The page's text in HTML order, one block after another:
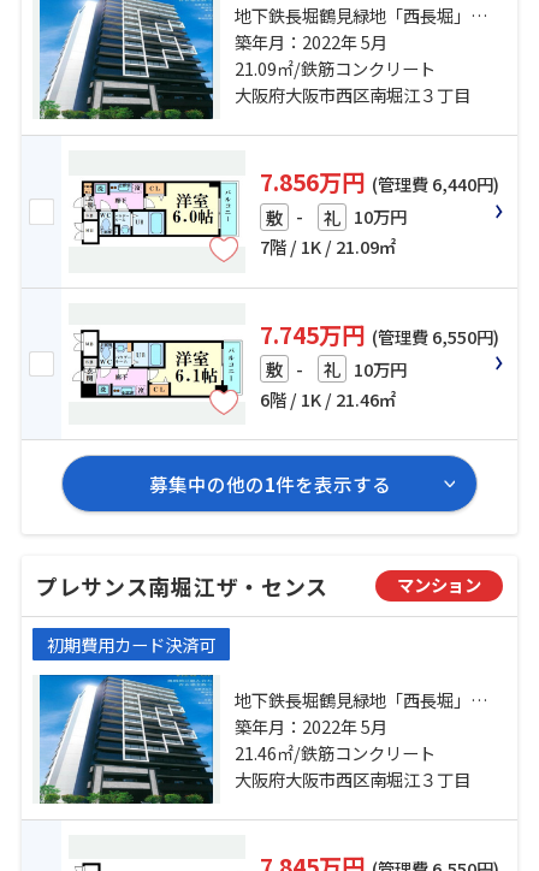
地下鉄長堀鶴見緑地「西長堀」
駅 徒歩5分 地下鉄千日前線「桜川」
駅 徒歩5分 阪神電鉄阪神なんば「桜
川」駅 徒歩5分
築年月：2022年 5月
21.09㎡/鉄筋コンクリート
大阪府大阪市西区南堀江３丁目
7.856万円 (管理費 6,440円)
敷 - 礼 10万円
7階 / 1K / 21.09㎡
7.745万円 (管理費 6,550円)
敷 - 礼 10万円
6階 / 1K / 21.46㎡
募集中の他の1件を表示する
プレサンス南堀江ザ・センス マンション
初期費用カード決済可
地下鉄長堀鶴見緑地「西長堀」
駅 徒歩5分 地下鉄千日前線「桜川」
駅 徒歩5分 阪神電鉄阪神なんば「桜
川」駅 徒歩5分
築年月：2022年 5月
21.46㎡/鉄筋コンクリート
大阪府大阪市西区南堀江３丁目